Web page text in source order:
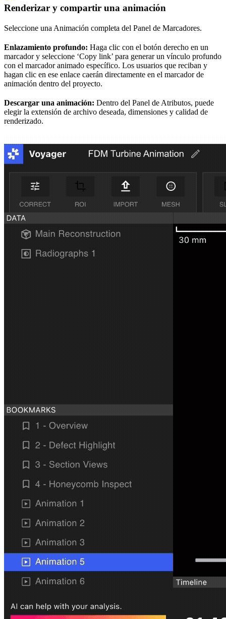
Renderizar y compartir una animación
Seleccione una Animación completa del Panel de Marcadores.
Enlazamiento profundo: Haga clic con el botón derecho en un
marcador y seleccione ‘Copy link’ para generar un vínculo profundo
con el marcador animado específico. Los usuarios que reciban y
hagan clic en ese enlace caerán directamente en el marcador de
animación dentro del proyecto.
Descargar una animación: Dentro del Panel de Atributos, puede
elegir la extensión de archivo deseada, dimensiones y calidad de
renderizado.